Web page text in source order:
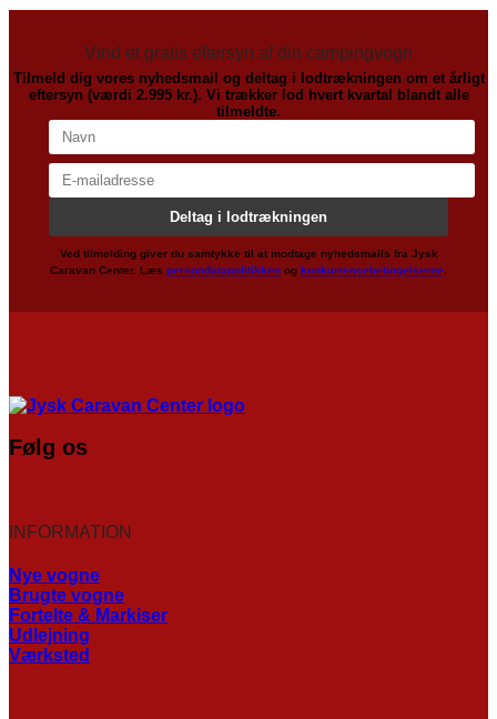
Vind et gratis eftersyn af din campingvogn
Tilmeld dig vores nyhedsmail og deltag i lodtrækningen om et årligt
eftersyn (værdi 2.995 kr.). Vi trækker lod hvert kvartal blandt alle
tilmeldte.
Ved tilmelding giver du samtykke til at modtage nyhedsmails fra Jysk
Caravan Center. Læs persondatapolitikken og konkurrencebetingelserne.
Følg os
INFORMATION
Nye vogne
Brugte vogne
Fortelte & Markiser
Udlejning
Værksted